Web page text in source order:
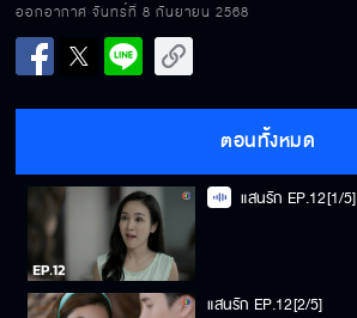
ออกอากาศ จันทร์ที่ 8 กันยายน 2568
ตอนทั้งหมด
แสนรัก EP.12[1/5]
แสนรัก EP.12[2/5]